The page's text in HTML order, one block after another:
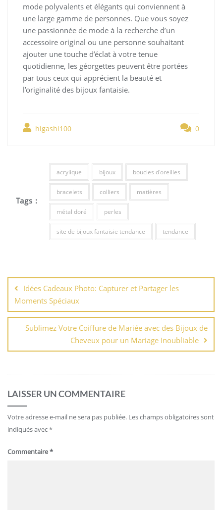
mode polyvalents et élégants qui conviennent à
une large gamme de personnes. Que vous soyez
une passionnée de mode à la recherche d’un
accessoire original ou une personne souhaitant
ajouter une touche d’éclat à votre tenue
quotidienne, les géorgettes peuvent être portées
par tous ceux qui apprécient la beauté et
l’originalité des bijoux fantaisie.
higashi100 0
Tags :
acrylique bijoux boucles d'oreilles
bracelets colliers matières
métal doré perles
site de bijoux fantaisie tendance tendance
de
l’article
Idées Cadeaux Photo: Capturer et Partager les
Moments Spéciaux
Sublimez Votre Coiffure de Mariée avec des Bijoux de
Cheveux pour un Mariage Inoubliable
LAISSER UN COMMENTAIRE
Votre adresse e-mail ne sera pas publiée. Les champs obligatoires sont
indiqués avec*
Commentaire*